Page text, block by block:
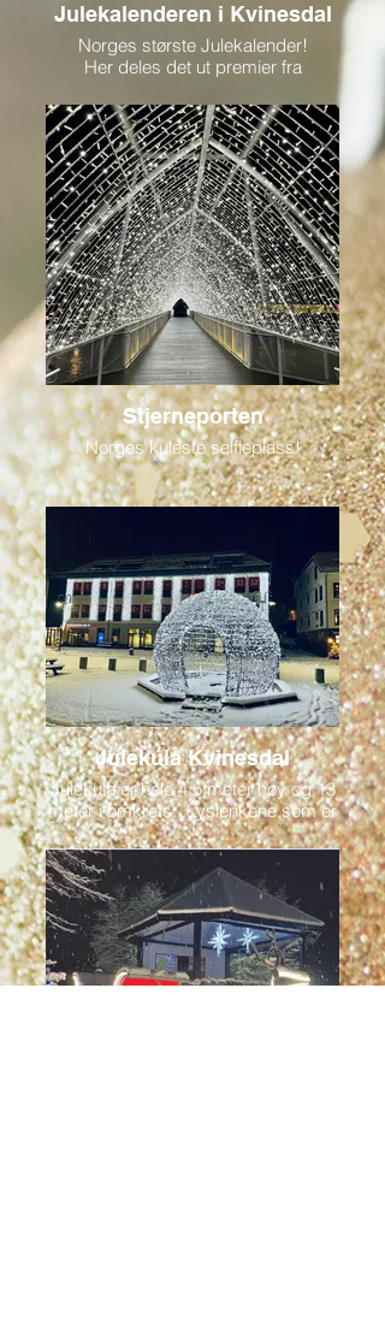
Julekalenderen i Kvinesdal
Norges største Julekalender!
Her deles det ut premier fra
og den som befinner seg bak luke
24 er av den litt mer storslagne
sorten!
Stjerneporten
Norges kuleste selfieplass!
Julekula Kvinesdal
Julekula er hele 4,5 meter høy og 13
meter i omkrets. Lyslenkene som er
på julekula er hele 1,2 kilometer